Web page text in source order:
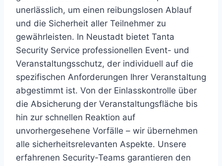
unerlässlich, um einen reibungslosen Ablauf
und die Sicherheit aller Teilnehmer zu
gewährleisten. In Neustadt bietet Tanta
Security Service professionellen Event- und
Veranstaltungsschutz, der individuell auf die
spezifischen Anforderungen Ihrer Veranstaltung
abgestimmt ist. Von der Einlasskontrolle über
die Absicherung der Veranstaltungsfläche bis
hin zur schnellen Reaktion auf
unvorhergesehene Vorfälle – wir übernehmen
alle sicherheitsrelevanten Aspekte. Unsere
erfahrenen Security-Teams garantieren den